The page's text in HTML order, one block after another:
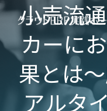
小売流
カーに
果とは
アルタ